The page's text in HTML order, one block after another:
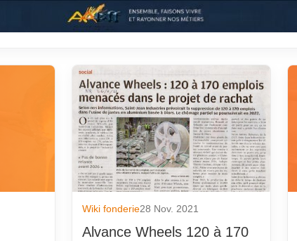
Wiki fonderie28 Nov. 2021
Alvance Wheels 120 à 170